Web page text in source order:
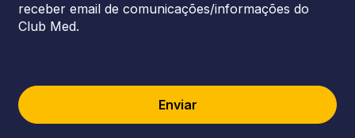
receber email de comunicações/informações do
Club Med.
Enviar